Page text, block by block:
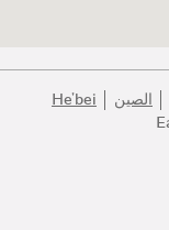
الصين
He'bei